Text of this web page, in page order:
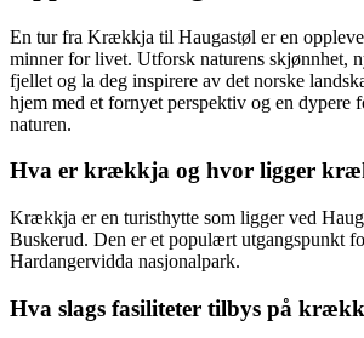
En tur fra Krækkja til Haugastøl er en
minner for livet. Utforsk naturens skjønnhet,
fjellet og la deg inspirere av det norske
hjem med et fornyet perspektiv og en dypere
naturen.
Hva er krækkja og hvor ligger
Krækkja er en turisthytte som ligger ved
Buskerud. Den er et populært utgangspunkt
Hardangervidda nasjonalpark.
Hva slags fasiliteter tilbys på